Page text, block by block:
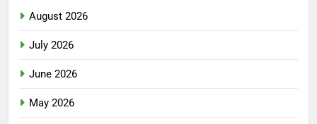
August 2026
July 2026
June 2026
May 2026